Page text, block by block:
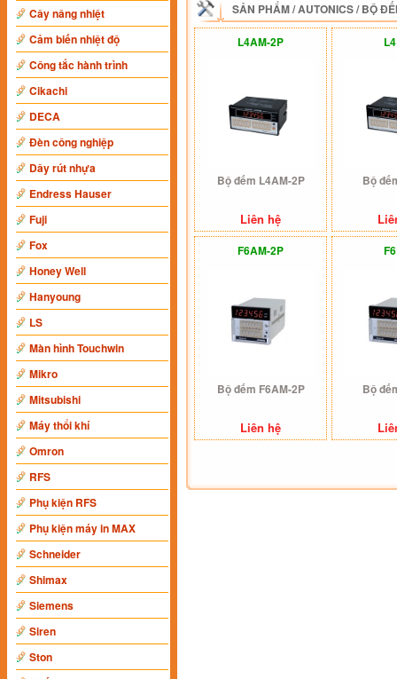
Cây nâng nhiệt
Cảm biến nhiệt độ
Công tắc hành trình
Cikachi
DECA
Đèn công nghiệp
Dây rút nhựa
Endress Hauser
Fuji
Fox
Honey Well
Hanyoung
LS
Màn hình Touchwin
Mikro
Mitsubishi
Máy thổi khí
Omron
RFS
Phụ kiện RFS
Phụ kiện máy in MAX
Schneider
Shimax
Siemens
Siren
Ston
SẢN PHẨM/AUTONICS/BỘ
L4AM-2P
Bộ đếm L4AM-2P
Liên hệ
Bộ
F6AM-2P
Bộ đếm F6AM-2P
Liên hệ
Bộ